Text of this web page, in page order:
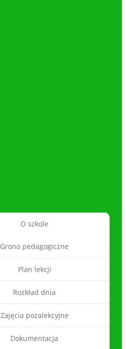
O szkole
Grono pedagogiczne
Plan lekcji
Rozkład dnia
Zajęcia pozalekcyjne
Dokumentacja